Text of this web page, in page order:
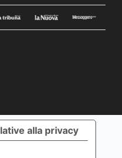
alla privacy